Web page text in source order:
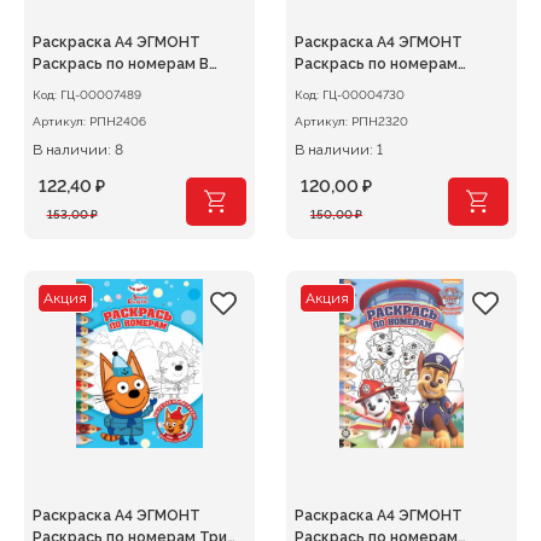
Раскраска А4 ЭГМОНТ
Раскрась по номерам В
Код: ГЦ-00007489
Артикул: РПН2406
В наличии: 8
153,00₽
Первоначальная
153,00 ₽.
122,40 ₽
Текущая
Раскраска А4 ЭГМОНТ
Раскрась по номерам
Код: ГЦ-00004730
Артикул: РПН2320
В наличии: 1
150,00₽
Первоначальная
150,00 ₽.
120,00 ₽
Текущая
Акция
Раскраска А4 ЭГМОНТ
Раскрась по номерам Три
Акция
Раскраска А4 ЭГМОНТ
Раскрась по номерам